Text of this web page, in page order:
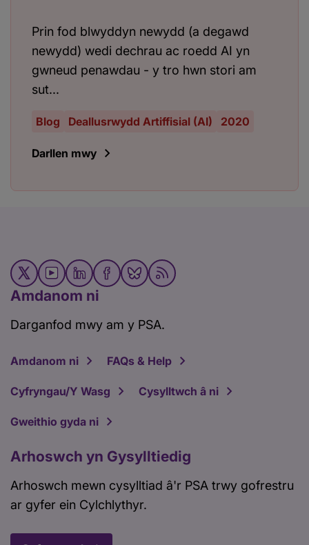
Prin fod blwyddyn newydd (a degawd
newydd) wedi dechrau ac roedd AI yn
gwneud penawdau - y tro hwn stori am
sut...
Blog Deallusrwydd Artiffisial (AI) 2020
Darllen mwy
Amdanom ni
Darganfod mwy am y PSA.
Amdanom ni FAQs & Help
Cyfryngau/Y Wasg Cysylltwch â ni
Gweithio gyda ni
Arhoswch yn Gysylltiedig
Arhoswch mewn cysylltiad â'r PSA trwy gofrestru
ar gyfer ein Cylchlythyr.